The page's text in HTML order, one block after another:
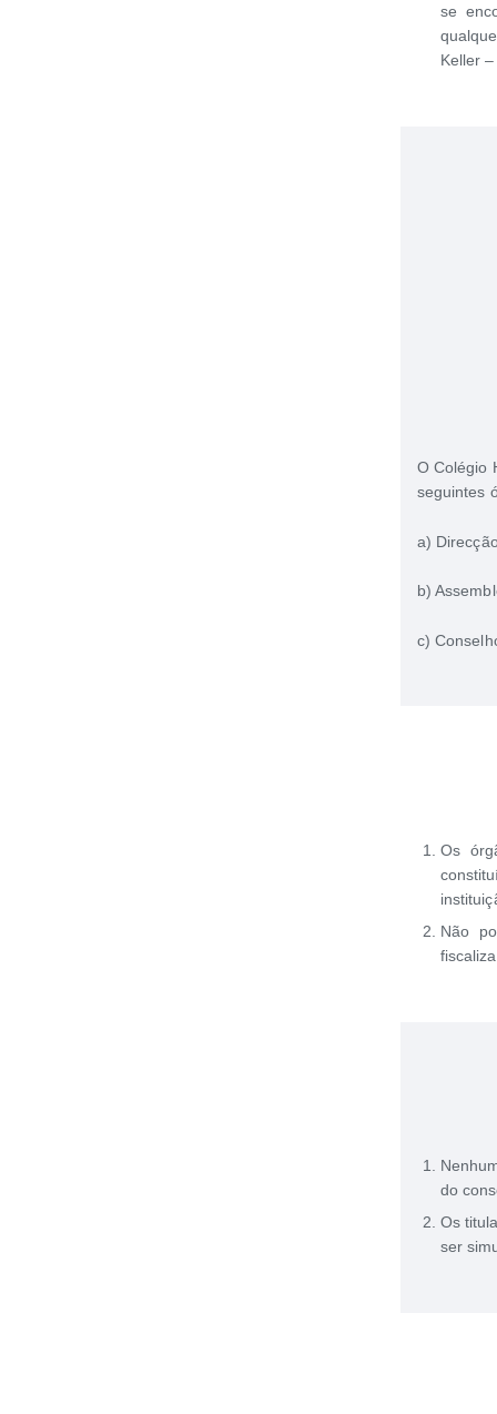
se
Keller
O Colégio
seguintes
a)
b)
c)
Os
Não
do
Os
ser